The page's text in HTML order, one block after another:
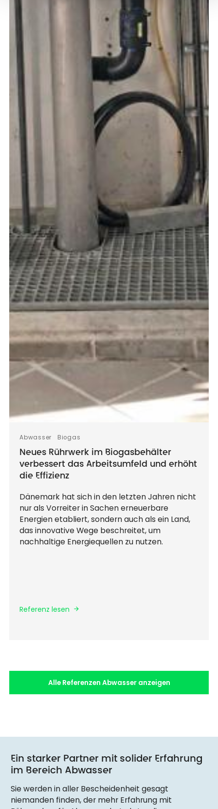
Abwasser Biogas
Neues Rührwerk im Biogasbehälter
verbessert das Arbeitsumfeld und erhöht
die Effizienz
Dänemark hat sich in den letzten Jahren nicht
nur als Vorreiter in Sachen erneuerbare
Energien etabliert, sondern auch als ein Land,
das innovative Wege beschreitet, um
nachhaltige Energiequellen zu nutzen.
Referenz lesen
Alle Referenzen Abwasser anzeigen
Ein starker Partner mit solider Erfahrung
im Bereich Abwasser
Sie werden in aller Bescheidenheit gesagt
niemanden finden, der mehr Erfahrung mit